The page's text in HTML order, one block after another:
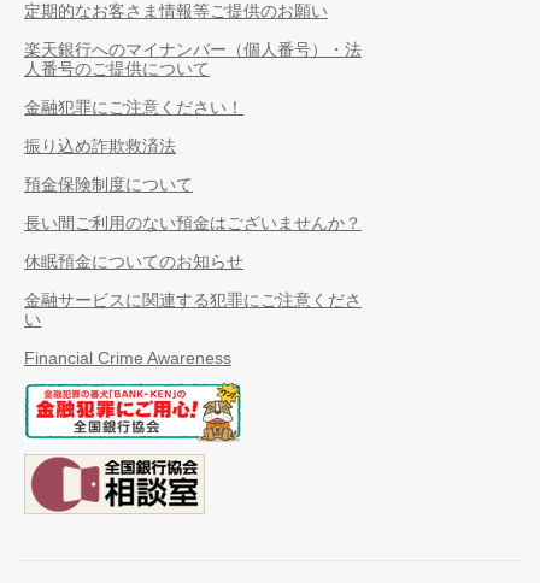
定期的なお客さま情報等ご提供のお願い
楽天銀行へのマイナンバー（個人番号）・法
人番号のご提供について
金融犯罪にご注意ください！
振り込め詐欺救済法
預金保険制度について
長い間ご利用のない預金はございませんか？
休眠預金についてのお知らせ
金融サービスに関連する犯罪にご注意くださ
い
Financial Crime Awareness